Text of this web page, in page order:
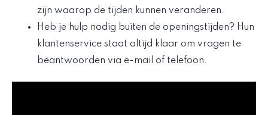
zijn waarop de tijden kunnen veranderen.
Heb je hulp nodig buiten de openingstijden? Hun
klantenservice staat altijd klaar om vragen te
beantwoorden via e-mail of telefoon.